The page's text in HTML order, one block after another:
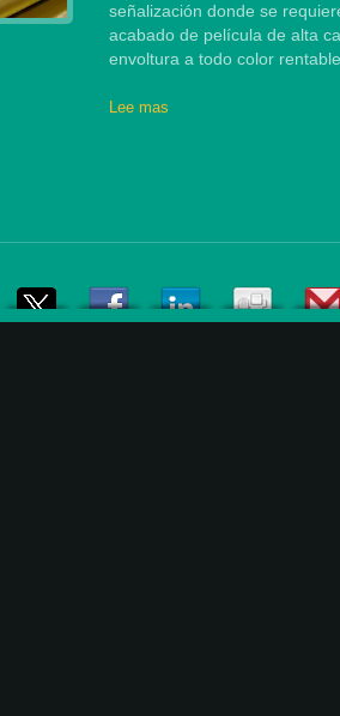
señalización donde se
acabado de película de alta
envoltura a todo color
Lee mas